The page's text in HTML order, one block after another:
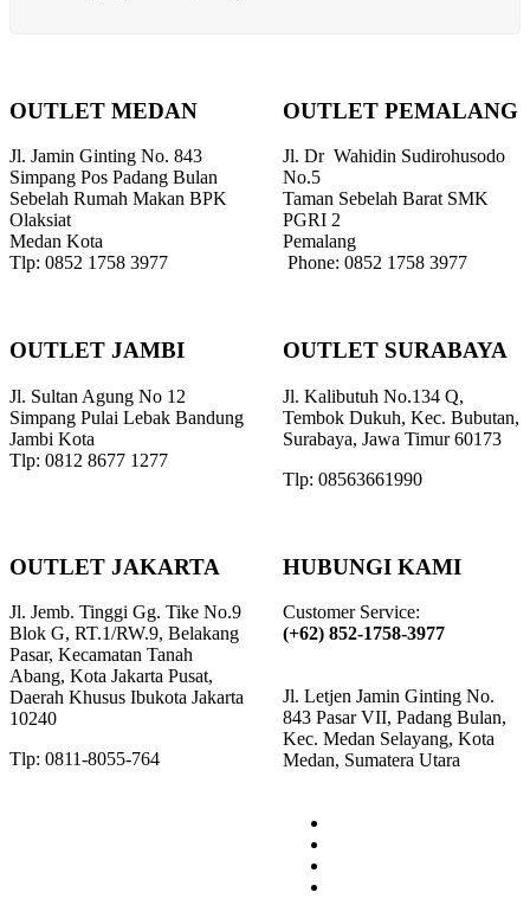
OUTLET MEDAN
Jl. Jamin Ginting No. 843
Simpang Pos Padang Bulan
Sebelah Rumah Makan BPK
Olaksiat
Medan Kota
Tlp: 0852 1758 3977
OUTLET PEMALANG
Jl. Dr Wahidin Sudirohusodo
No.5
Taman Sebelah Barat SMK
PGRI 2
Pemalang
Phone: 0852 1758 3977
OUTLET JAMBI
Jl. Sultan Agung No 12
Simpang Pulai Lebak Bandung
Jambi Kota
Tlp: 0812 8677 1277
OUTLET SURABAYA
Jl. Kalibutuh No.134 Q,
Tembok Dukuh, Kec. Bubutan,
Surabaya, Jawa Timur 60173
Tlp: 08563661990
OUTLET JAKARTA
Jl. Jemb. Tinggi Gg. Tike No.9
Blok G, RT.1/RW.9, Belakang
Pasar, Kecamatan Tanah
Abang, Kota Jakarta Pusat,
Daerah Khusus Ibukota Jakarta
10240
Tlp: 0811-8055-764
HUBUNGI KAMI
Customer Service:
(+62) 852-1758-3977
Jl. Letjen Jamin Ginting No.
843 Pasar VII, Padang Bulan,
Kec. Medan Selayang, Kota
Medan, Sumatera Utara